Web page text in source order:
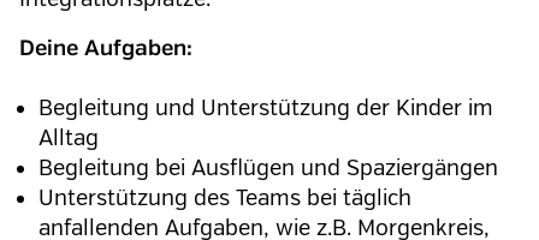
Deine Aufgaben:
Begleitung und Unterstützung der Kinder im
Alltag
Begleitung bei Ausflügen und Spaziergängen
Unterstützung des Teams bei täglich
anfallenden Aufgaben, wie z.B. Morgenkreis,